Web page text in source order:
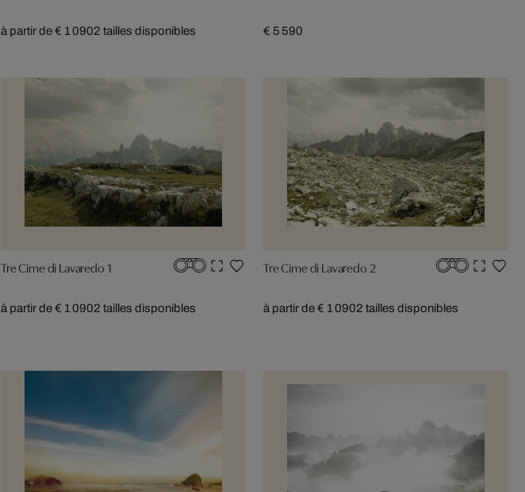
à partir de € 1 0902 tailles disponibles € 5 590
Tre Cime di Lavaredo 1
à partir de € 1 0902 tailles disponibles
Tre Cime di Lavaredo 2
à partir de € 1 0902 tailles disponibles